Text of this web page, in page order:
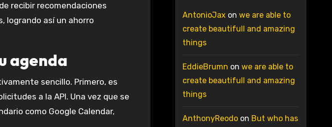
recibir recomendaciones
logrando así un ahorro
agenda
sencillo. Primero, es
a la API. Una vez que se
como Google Calendar,
AntonioJax on we are able to
create beautifull and amazing
things
EddieBrumn on we are able to
create beautifull and amazing
things
AnthonyReodoon But who has